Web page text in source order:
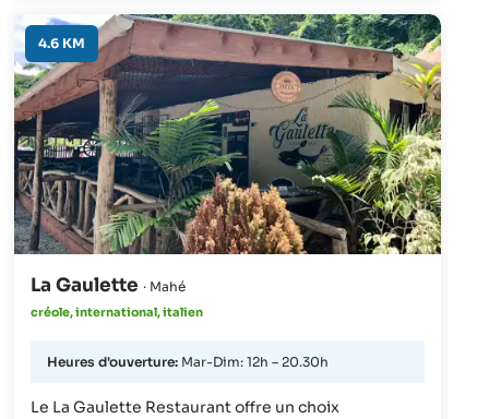
charbon de bois local). Un autre point fort du
restaurant est le service de livraison à la plage (de
septembre - avril). Pendant cette période, les
clients peuvent se faire livrer directement sur la
plage des plats toujours fraîchement préparés. Il
est possible de commander à l'avance par
téléphone !
4.6 KM
La Gaulette · Mahé
créole, international, italien
Heures d'ouverture: Mar-Dim: 12h – 20.30h
Le La Gaulette Restaurant offre un choix